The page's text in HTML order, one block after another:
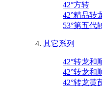
42°方转
42°精品转
53°第五代
其它系列
42°转龙和
42°转龙和
42°转龙黄